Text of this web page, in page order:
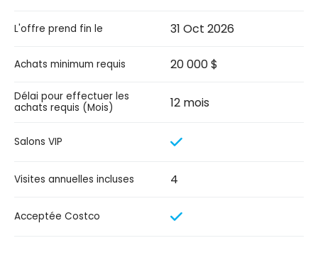
L'offre prend fin le 31 Oct 2026
Achats minimum requis 20 000 $
Délai pour effectuer les
achats requis (Mois)
12 mois
Salons VIP
Visites annuelles incluses 4
Acceptée Costco